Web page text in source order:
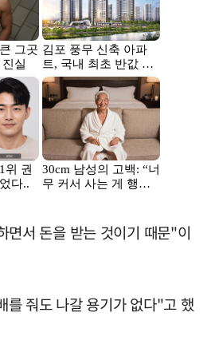
면서 돈을 받는 것이기 때문"이
를 줘도 나갈 용기가 없다"고 했